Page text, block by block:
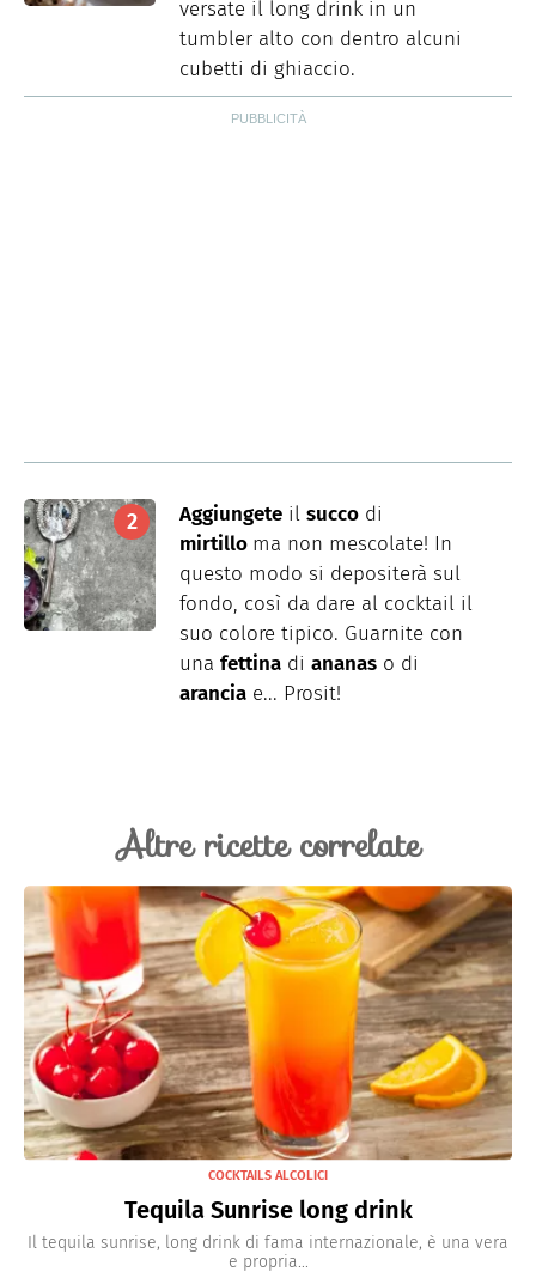
versate il long drink in un
tumbler alto con dentro alcuni
cubetti di ghiaccio.
Aggiungete il succo di
mirtillo ma non mescolate! In
questo modo si depositerà sul
fondo, così da dare al cocktail il
suo colore tipico. Guarnite con
una fettina di ananas o di
arancia e... Prosit!
Altre ricette correlate
COCKTAILS ALCOLICI
Tequila Sunrise long drink
Il tequila sunrise, long drink di fama internazionale, è una vera
e propria...